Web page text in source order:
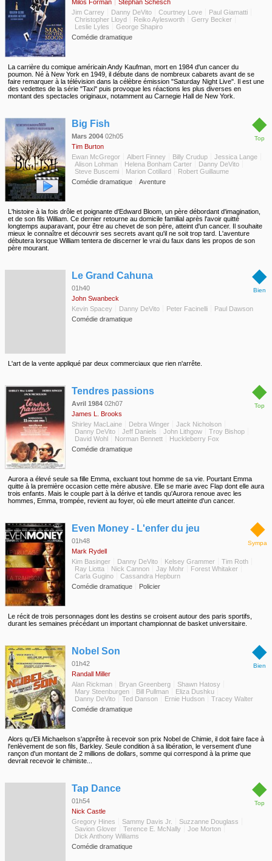
Milos Forman
Stephan Schesch
Jim Carrey
Danny DeVito Courtney Love
Paul Giamatti
Christopher Lloyd
Reiko Aylesworth
Gerry Becker
Leslie Lyles
George Shapiro
Comédie dramatique
La carrière du comique américain Andy Kaufman, mort en 1984 d'un cancer du
poumon. Né à New York en 1949, il débute dans de nombreux cabarets avant de se
faire remarquer à la télévision dans la célèbre émission "Saturday Night Live". Il est une
des vedettes de la série "Taxi" puis provoque les réactions les plus diverses en
montant des spectacles originaux, notamment au Carnegie Hall de New York.
◆
Top
Big Fish
Mars 2004 02h05
Tim Burton
Ewan McGregor
Albert Finney Billy Crudup
Jessica Lange
Alison Lohman
Helena Bonham Carter
Danny DeVito
Steve Buscemi
Marion Cotillard
Robert Guillaume
Comédie dramatique
Aventure
L'histoire à la fois drôle et poignante d'Edward Bloom, un père débordant d'imagination,
et de son fils William. Ce dernier retourne au domicile familial après l'avoir quitté
longtemps auparavant, pour être au chevet de son père, atteint d'un cancer. Il souhaite
mieux le connaître et découvrir ses secrets avant qu'il ne soit trop tard. L'aventure
débutera lorsque William tentera de discerner le vrai du faux dans les propos de son
père mourant.
◆
Bien
Le Grand Cahuna
01h40
John Swanbeck
Kevin Spacey
Danny DeVito Peter Facinelli
Paul Dawson
Comédie dramatique
L'art de la vente appliqué par deux commerciaux que rien n'arrête.
◆
Top
Tendres passions
Avril 1984 02h07
James L. Brooks
Shirley MacLaine
Debra Winger
Jack Nicholson
Danny DeVito
Jeff Daniels John Lithgow
Troy Bishop
David Wohl
Norman Bennett
Huckleberry Fox
Comédie dramatique
Aurora a élevé seule sa fille Emma, excluant tout homme de sa vie. Pourtant Emma
quitte à la première occasion cette mère abusive. Elle se marie avec Flap dont elle aura
trois enfants. Mais le couple part à la dérive et tandis qu'Aurora renoue avec les
hommes, Emma, trompée, revient au foyer, où elle meurt atteinte d'un cancer.
◆
Sympa
Even Money - L'enfer du jeu
01h48
Mark Rydell
Kim Basinger
Danny DeVito Kelsey Grammer
Tim Roth
Ray Liotta
Nick Cannon Jay Mohr
Forest Whitaker
Carla Gugino
Cassandra Hepburn
Comédie dramatique
Policier
Le récit de trois personnages dont les destins se croisent autour des paris sportifs,
durant les semaines précédant un important championnat de basket universitaire.
◆
Bien
Nobel Son
01h42
Randall Miller
Alan Rickman
Bryan Greenberg
Shawn Hatosy
Mary Steenburgen
Bill Pullman
Eliza Dushku
Danny DeVito
Ted Danson Ernie Hudson
Tracey Walter
Comédie dramatique
Alors qu'Eli Michaelson s'apprête à recevoir son prix Nobel de Chimie, il doit faire face à
l'enlèvement de son fils, Barkley. Seule condition à sa libération, le versement d'une
rançon d'un montant de 2 millions de dollars, somme qui correspond à la prime que
devrait recevoir le chimiste...
◆
Top
Tap Dance
01h54
Nick Castle
Gregory Hines
Sammy Davis Jr.
Suzzanne Douglass
Savion Glover
Terence E. McNally
Joe Morton
Dick Anthony Williams
Comédie dramatique